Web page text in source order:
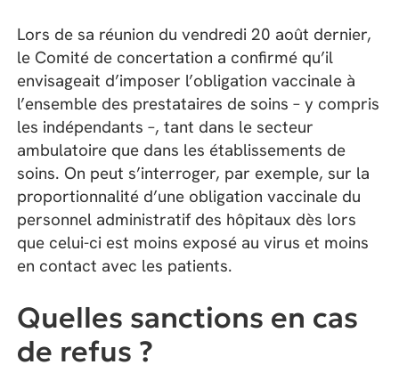
Lors de sa réunion du vendredi 20 août dernier,
le Comité de concertation a confirmé qu’il
envisageait d’imposer l’obligation vaccinale à
l’ensemble des prestataires de soins – y compris
les indépendants –, tant dans le secteur
ambulatoire que dans les établissements de
soins. On peut s’interroger, par exemple, sur la
proportionnalité d’une obligation vaccinale du
personnel administratif des hôpitaux dès lors
que celui-ci est moins exposé au virus et moins
en contact avec les patients.
Quelles sanctions en cas
de refus ?